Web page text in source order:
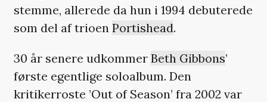
stemme, allerede da hun i 1994 debuterede
som del af trioen Portishead.
30 år senere udkommer Beth Gibbons’
første egentlige soloalbum. Den
kritikerroste ’Out of Season’ fra 2002 var